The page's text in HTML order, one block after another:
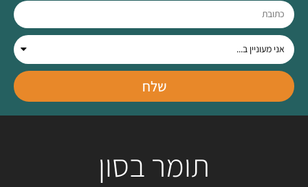
שלח
תומר בסון